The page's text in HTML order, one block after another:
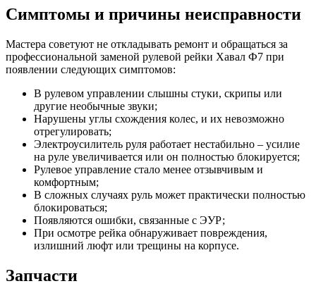
Симптомы и причины неисправности
Мастера советуют не откладывать ремонт и обращаться за
профессиональной заменой рулевой рейки Хавал Ф7 при
появлении следующих симптомов:
В рулевом управлении слышны стуки, скрипы или
другие необычные звуки;
Нарушены углы схождения колес, и их невозможно
отрегулировать;
Электроусилитель руля работает нестабильно – усилие
на руле увеличивается или он полностью блокируется;
Рулевое управление стало менее отзывчивым и
комфортным;
В сложных случаях руль может практически полностью
блокироваться;
Появляются ошибки, связанные с ЭУР;
При осмотре рейка обнаруживает повреждения,
излишний люфт или трещины на корпусе.
Запчасти